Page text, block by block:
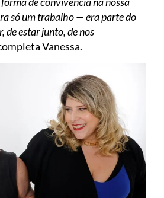
só um trabalho — era parte do
de estar junto, de nos
Vanessa.